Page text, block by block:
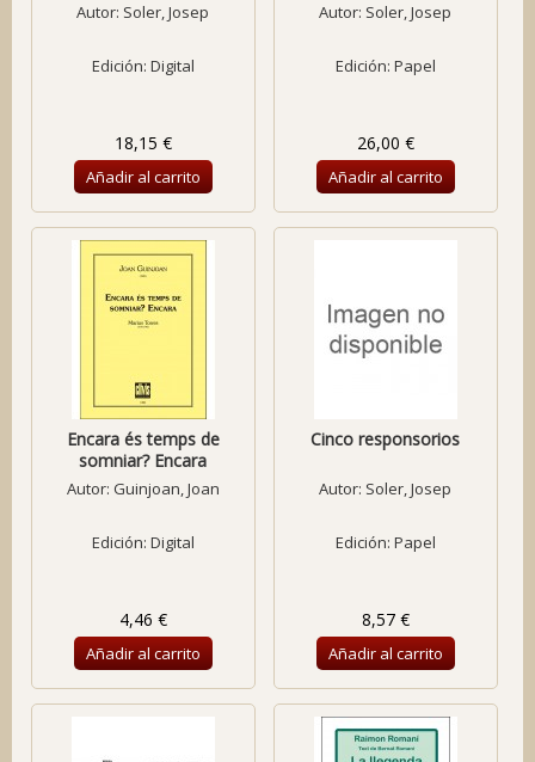
Autor: Soler, Josep
Edición: Digital
18,15 €
Añadir al carrito
Autor: Soler, Josep
Edición: Papel
26,00 €
Añadir al carrito
Encara és temps de
somniar? Encara
Autor: Guinjoan, Joan
Edición: Digital
4,46 €
Añadir al carrito
Cinco responsorios
Autor: Soler, Josep
Edición: Papel
8,57 €
Añadir al carrito